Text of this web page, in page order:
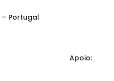
– Portugal
Apoio: